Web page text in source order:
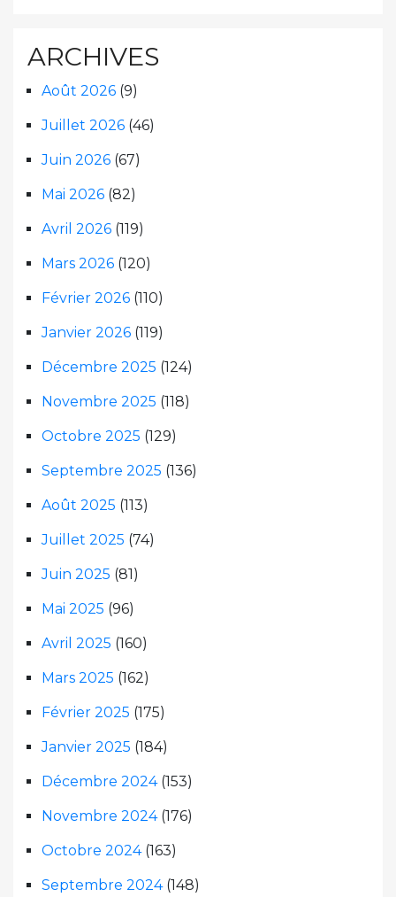
ARCHIVES
Août 2026 (9)
Juillet 2026 (46)
Juin 2026 (67)
Mai 2026 (82)
Avril 2026 (119)
Mars 2026 (120)
Février 2026 (110)
Janvier 2026 (119)
Décembre 2025 (124)
Novembre 2025 (118)
Octobre 2025 (129)
Septembre 2025 (136)
Août 2025 (113)
Juillet 2025 (74)
Juin 2025 (81)
Mai 2025 (96)
Avril 2025 (160)
Mars 2025 (162)
Février 2025 (175)
Janvier 2025 (184)
Décembre 2024(153)
Novembre 2024(176)
Octobre 2024(163)
Septembre 2024(148)